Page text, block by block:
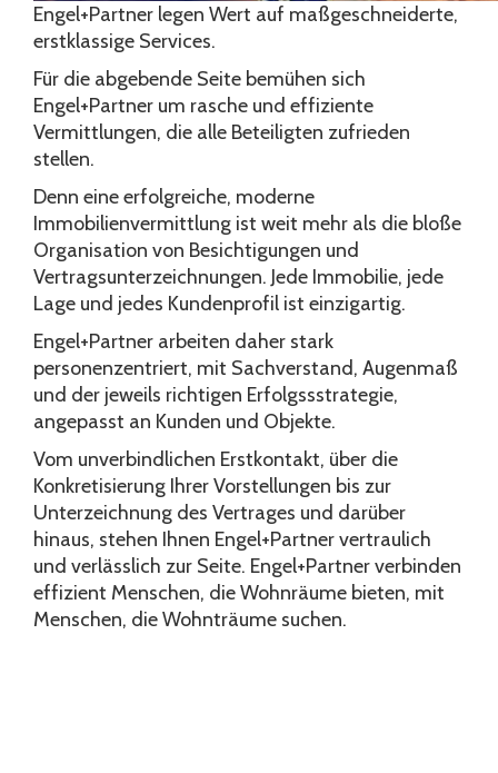
Engel+Partner legen Wert auf maßgeschneiderte,
erstklassige Services.
Für die abgebende Seite bemühen sich
Engel+Partner um rasche und effiziente
Vermittlungen, die alle Beteiligten zufrieden
stellen.
Denn eine erfolgreiche, moderne
Immobilienvermittlung ist weit mehr als die bloße
Organisation von Besichtigungen und
Vertragsunterzeichnungen. Jede Immobilie, jede
Lage und jedes Kundenprofil ist einzigartig.
Engel+Partner arbeiten daher stark
personenzentriert, mit Sachverstand, Augenmaß
und der jeweils richtigen Erfolgssstrategie,
angepasst an Kunden und Objekte.
Vom unverbindlichen Erstkontakt, über die
Konkretisierung Ihrer Vorstellungen bis zur
Unterzeichnung des Vertrages und darüber
hinaus, stehen Ihnen Engel+Partner vertraulich
und verlässlich zur Seite. Engel+Partner verbinden
effizient Menschen, die Wohnräume bieten, mit
Menschen, die Wohnträume suchen.